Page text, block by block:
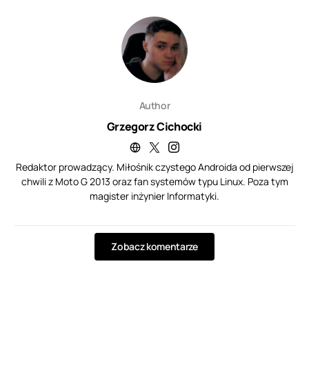
Author
Grzegorz Cichocki
Redaktor prowadzący. Miłośnik czystego Androida od pierwszej
chwili z Moto G 2013 oraz fan systemów typu Linux. Poza tym
magister inżynier Informatyki.
Zobacz komentarze